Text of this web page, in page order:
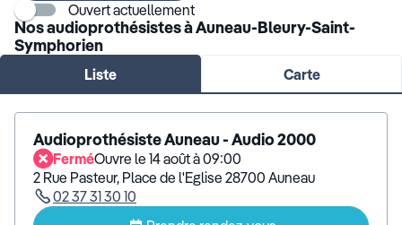
Ouvert actuellement
Nos audioprothésistes à Auneau-Bleury-Saint-
Symphorien
Liste Carte
Audioprothésiste Auneau - Audio 2000
FerméOuvre le 14 août à 09:00
2 Rue Pasteur, Place de l'Eglise 28700 Auneau
02 37 31 30 10